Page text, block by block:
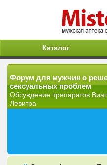
Каталог
Форум для мужчин о
сексуальных проблем
Обсуждение препаратов
Левитра